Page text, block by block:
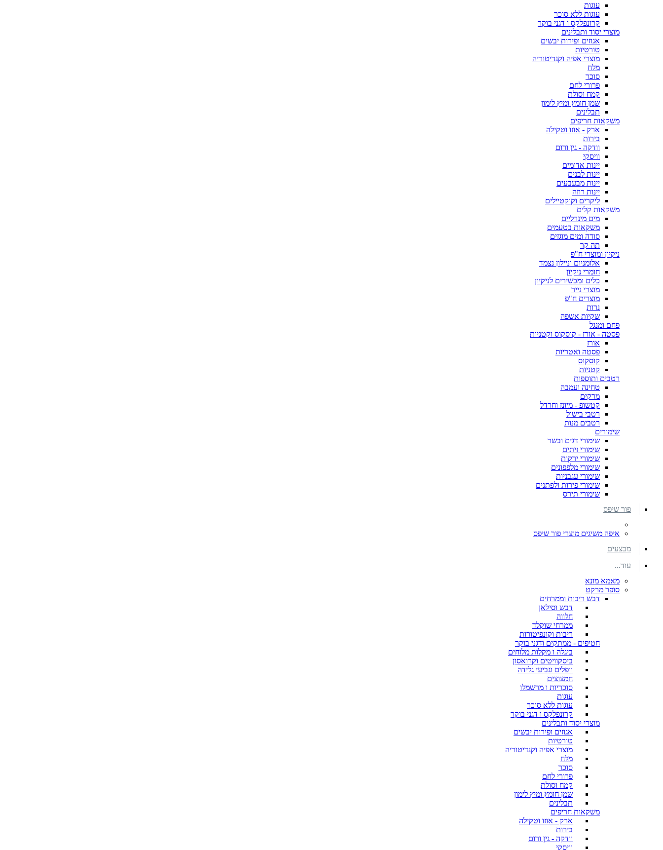
עוגות
עוגות ללא סוכר
קרונפלקס ו דגני בוקר
מוצרי יסוד ותבלינים
אגוזים ופירות יבשים
טורטיות
מוצרי אפיה וקנדיטוריה
מלח
סוכר
פרורי לחם
קמח וסולת
שמן חומץ ומיץ לימון
תבלינים
משקאות חריפים
ארק - אוזו וטקילה
בירות
וודקה - גין ורום
וויסקי
יינות אדומים
יינות לבנים
יינות מבעבעים
יינות רוזה
ליקרים וקוקטיילים
משקאות קלים
מים מינרליים
משקאות בטעמים
סודה ומים מוגזים
תה קר
ניקיון ומוצרי ח"פ
אלומניום וניילון נצמד
חומרי ניקיון
כלים ומכשירים לניקיון
מוצרי נייר
מוצרים ח"פ
נרות
שקיות אשפה
פחם ומנגל
פסטה - אורז - קוסקוס וקטניות
אורז
פסטה ואטריות
קוסקוס
קטניות
רטבים ותוספות
טחינה ועמבה
מרקים
קטשופ - מיונז וחרדל
רטבי בישול
רטבים מנות
שימורים
שימורי דגים ובשר
שימורי זיתים
שימורי ירקות
שימורי מלפפונים
שימורי עגבניות
שימורי פירות ולפתנים
שימורי תירס
פור שיפס
איפה משיגים מוצרי פור שיפס
מבצעים
עוד...
מאמא מונא
סופר מרקט
דבש ריבות וממרחים
דבש וסילאן
חלווה
ממרחי שוקלד
ריבות וקונפיטורות
חטיפים - ממתקים ודגני בוקר
ביגלה ו מקלות מלוחים
ביסקוויטים וקרואסון
וופלים וגביעי גלידה
חמצוצים
סוכריות ו מרשמלו
עוגות
עוגות ללא סוכר
קרונפלקס ו דגני בוקר
מוצרי יסוד ותבלינים
אגוזים ופירות יבשים
טורטיות
מוצרי אפיה וקנדיטוריה
מלח
סוכר
פרורי לחם
קמח וסולת
שמן חומץ ומיץ לימון
תבלינים
משקאות חריפים
ארק - אוזו וטקילה
בירות
וודקה - גין ורום
וויסקי